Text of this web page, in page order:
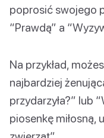
poprosić swojego
“Prawdą” a
Na przykład,
najbardziej
przydarzyła?” lub
piosenkę miłosną,